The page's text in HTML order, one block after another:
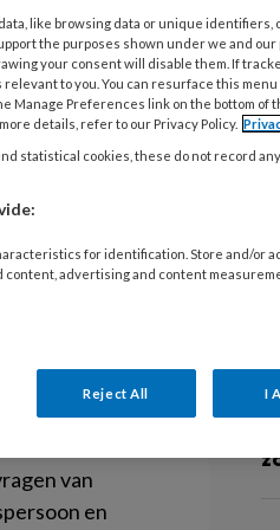
van
de stelling
bestaan
en is de
met
aanklopt
dosis
van
en
6
like browsing data or unique identifiers,
the purposes shown under we and
your consent will disable them. If
to you. You can resurface this
Manage Preferences link on the bottom of
details, refer to our Privacy Policy.
statistical cookies, these do not record
for identification. Store and/or
advertising and content
Reject All I